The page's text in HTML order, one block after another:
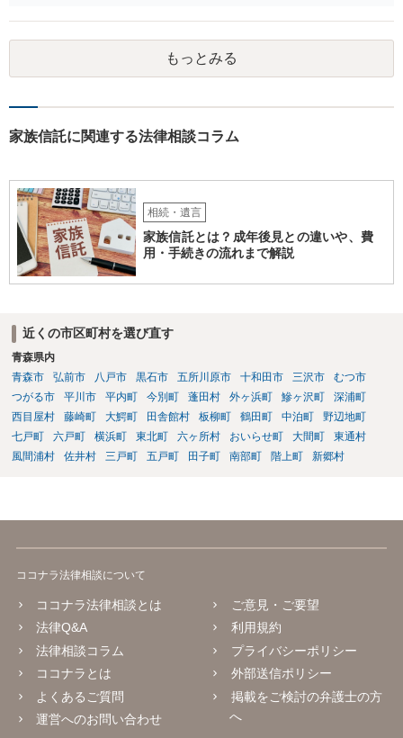
可能性は低いのでコストパフォーマンスとしてはどうかなという感じ
がします。
もっとみる
家族信託に関連する法律相談コラム
相続・遺言
家族信託とは？成年後見との違いや、費
用・手続きの流れまで解説
近くの市区町村を選び直す
青森県内
青森市
弘前市 八戸市 黒石市 五所川原市 十和田市 三沢市
むつ市
つがる市
平川市 平内町 今別町 蓬田村 外ヶ浜町 鰺ヶ沢町
深浦町
西目屋村
藤崎町 大鰐町 田舎館村 板柳町 鶴田町 中泊町
野辺地町
七戸町
六戸町 横浜町 東北町 六ヶ所村 おいらせ町 大間町
東通村
風間浦村
佐井村 三戸町 五戸町 田子町 南部町 階上町 新郷村
ココナラ法律相談について
ココナラ法律相談とは
法律Q&A
法律相談コラム
ココナラとは
よくあるご質問
運営へのお問い合わせ
ご意見・ご要望
利用規約
プライバシーポリシー
外部送信ポリシー
掲載をご検討の弁護士の方
へ